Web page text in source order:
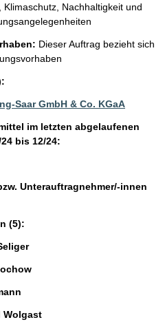
Klimaschutz, Nachhaltigkeit und
Dieser Auftrag bezieht sich
Saar GmbH & Co. KGaA
im letzten abgelaufenen
bis 12/24:
Unterauftragnehmer/-innen
(5):
Wolgast